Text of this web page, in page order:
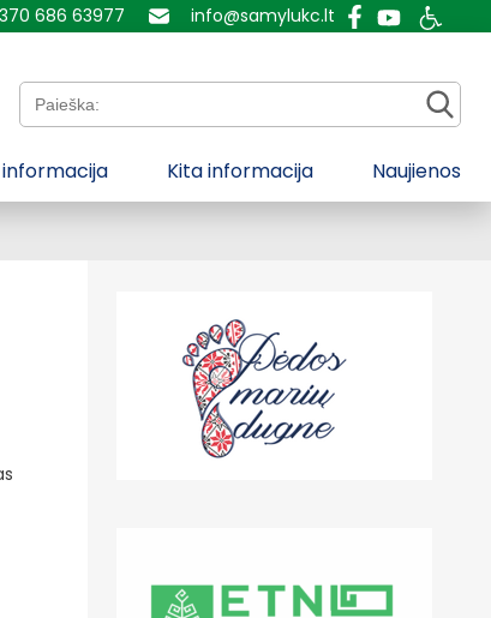
686 63977 info@samylukc.lt
Paieška:
Kita informacija Naujienos